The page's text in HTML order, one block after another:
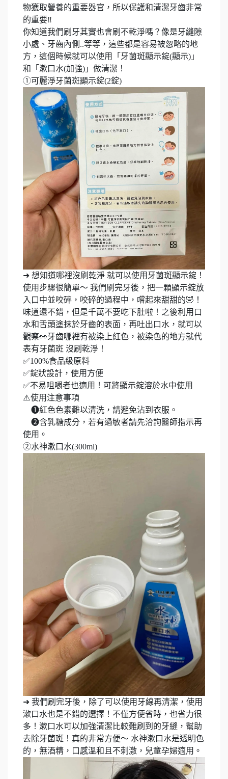
物獲取營養的重要器官，所以保護和清潔牙齒非常
的重要‼️
你知道我們刷牙其實也會刷不乾淨嗎？像是牙縫隙
小處、牙齒內側..等等，這些都是容易被忽略的地
方，這個時候就可以使用「牙菌斑顯示錠(顯示)」
和「漱口水(加強)」做清潔！
①可麗淨牙菌斑顯示錠(2錠)
➜ 想知道哪裡沒刷乾淨 就可以使用牙菌斑顯示錠！
使用步驟很簡單～ 我們刷完牙後，把一顆顯示錠放
入口中並咬碎，咬碎的過程中，嚐起來甜甜的🤣！
味道還不錯，但是千萬不要吃下肚啦！之後利用口
水和舌頭塗抹於牙齒的表面，再吐出口水，就可以
觀察👀牙齒哪裡有被染上紅色，被染色的地方就代
表有牙菌斑 沒刷乾淨！
✅100%食品級原料
✅錠狀設計，使用方便
✅不易咀嚼者也適用！可將顯示錠溶於水中使用
⚠️使用注意事項
➊紅色色素難以清洗，請避免沾到衣服。
➋含乳糖成分，若有過敏者請先洽詢醫師指示再
使用。
②水神漱口水(300ml)
➜ 我們刷完牙後，除了可以使用牙線再清潔，使用
漱口水也是不錯的選擇！不僅方便省時，也省力很
多！漱口水可以加強清潔比較難刷到的牙縫，幫助
去除牙菌斑！真的非常方便～ 水神漱口水是透明色
的，無酒精，口感溫和且不刺激，兒童孕婦適用。